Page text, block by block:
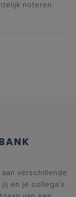
noteren.
verschillende
jij en je collega's